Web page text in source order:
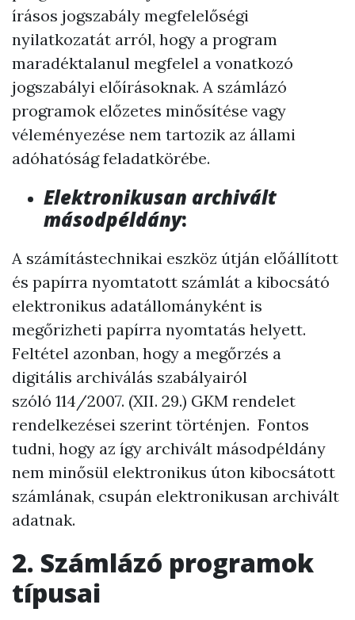
írásos jogszabály megfelelőségi
nyilatkozatát arról, hogy a program
maradéktalanul megfelel a vonatkozó
jogszabályi előírásoknak. A számlázó
programok előzetes minősítése vagy
véleményezése nem tartozik az állami
adóhatóság feladatkörébe.
Elektronikusan archivált
másodpéldány:
A számítástechnikai eszköz útján előállított
és papírra nyomtatott számlát a kibocsátó
elektronikus adatállományként is
megőrizheti papírra nyomtatás helyett.
Feltétel azonban, hogy a megőrzés a
digitális archiválás szabályairól
szóló 114/2007. (XII. 29.) GKM rendelet
rendelkezései szerint történjen. Fontos
tudni, hogy az így archivált másodpéldány
nem minősül elektronikus úton kibocsátott
számlának, csupán elektronikusan archivált
adatnak.
2. Számlázó programok
típusai